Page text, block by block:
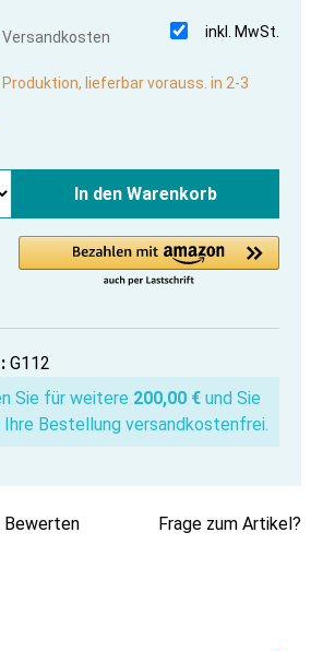
inkl. MwSt.
lieferbar vorauss. in 2-3
In den Warenkorb
G112
Sie für weitere 200,00 € und Sie
Bestellung versandkostenfrei.
Bewerten Frage zum Artikel?